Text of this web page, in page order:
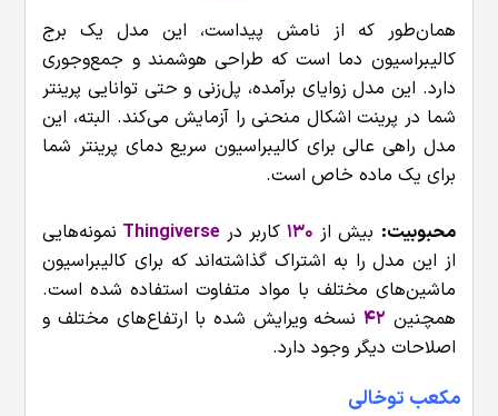
همان‌طور که از نامش پیداست، این مدل یک برج
کالیبراسیون دما است که طراحی هوشمند و جمع‌وجوری
دارد. این مدل زوایای برآمده، پل‌زنی و حتی توانایی پرینتر
شما در پرینت اشکال منحنی را آزمایش می‌کند. البته، این
مدل راهی عالی برای کالیبراسیون سریع دمای پرینتر شما
برای یک ماده خاص است.
محبوبیت: بیش از 130کاربر درThingiverse نمونه‌هایی
از این مدل را به اشتراک گذاشته‌اند که برای کالیبراسیون
ماشین‌های مختلف با مواد متفاوت استفاده شده است.
همچنین 42 نسخه ویرایش شده با ارتفاع‌های مختلف و
اصلاحات دیگر وجود دارد.
مکعب توخالی